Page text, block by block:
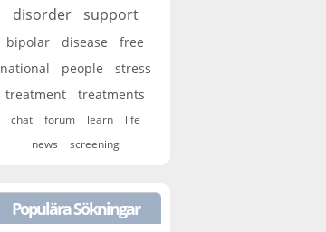
disorder support
bipolar disease
free
national
people
stress
treatment
treatments
chat forum learn
life
news
screening
Populära Sökningar